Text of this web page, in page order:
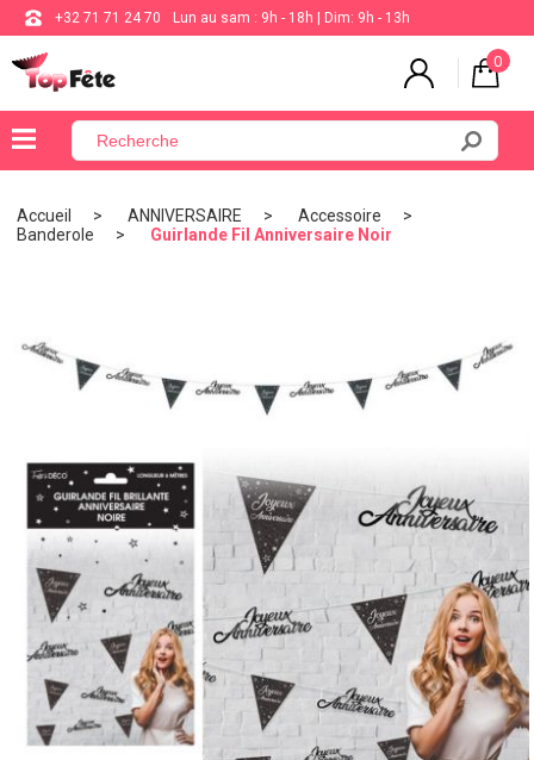
+32 71 71 24 70 Lun au sam : 9h - 18h | Dim: 9h - 13h
0
×
BALLON
MARIAGE
VAISSELLE
THÈME
DE
SOIRÉE
OCCASIONS
SPÉCIALES
DÉCO
TABLE
ET
SALLE
Accueil ANNIVERSAIRE
Accessoire
Banderole
Guirlande Fil Anniversaire Noir